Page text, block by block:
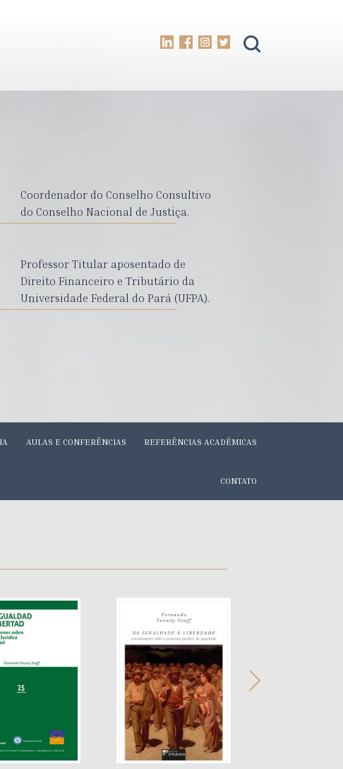
Coordenador do Conselho Consultivo
do Conselho Nacional de Justiça.
Professor Titular aposentado de
Direito Financeiro e Tributário da
Universidade Federal do Pará (UFPA).
AULAS E CONFERÊNCIAS REFERÊNCIAS ACADÊMICAS
CONTATO